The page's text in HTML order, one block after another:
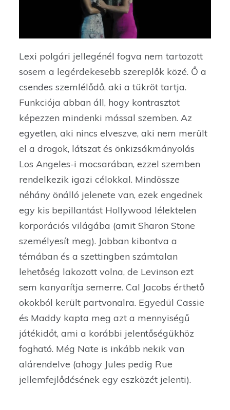
Lexi polgári jellegénél fogva nem tartozott
sosem a legérdekesebb szereplők közé. Ő a
csendes szemlélődő, aki a tükröt tartja.
Funkciója abban áll, hogy kontrasztot
képezzen mindenki mással szemben. Az
egyetlen, aki nincs elveszve, aki nem merült
el a drogok, látszat és önkizsákmányolás
Los Angeles-i mocsarában, ezzel szemben
rendelkezik igazi célokkal. Mindössze
néhány önálló jelenete van, ezek engednek
egy kis bepillantást Hollywood lélektelen
korporációs világába (amit Sharon Stone
személyesít meg). Jobban kibontva a
témában és a szettingben számtalan
lehetőség lakozott volna, de Levinson ezt
sem kanyarítja semerre. Cal Jacobs érthető
okokból került partvonalra. Egyedül Cassie
és Maddy kapta meg azt a mennyiségű
játékidőt, ami a korábbi jelentőségükhöz
fogható. Még Nate is inkább nekik van
alárendelve (ahogy Jules pedig Rue
jellemfejlődésének egy eszközét jelenti).